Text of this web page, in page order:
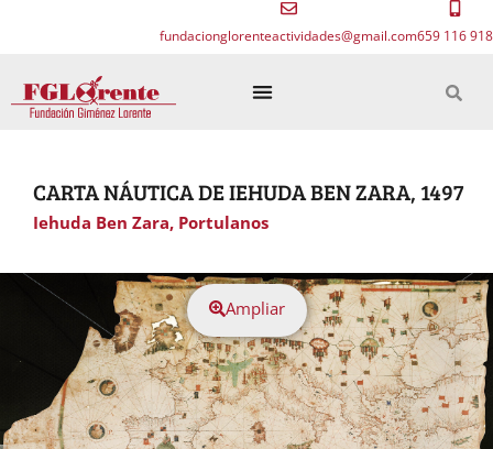
fundacionglorenteactividades@gmail.com659 116 918
CARTA NÁUTICA DE IEHUDA BEN ZARA, 1497
Iehuda Ben Zara, Portulanos
Ampliar